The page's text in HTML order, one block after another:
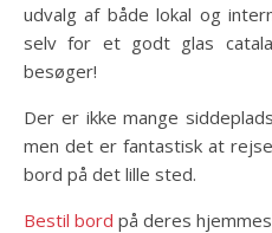
udvalg af både lokal og
selv for et godt glas
besøger!
Der er ikke mange
men det er fantastisk at
bord på det lille sted.
Bestil bord på deres